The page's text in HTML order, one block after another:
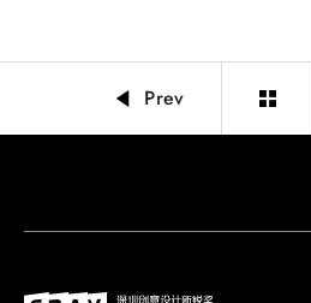
Prev